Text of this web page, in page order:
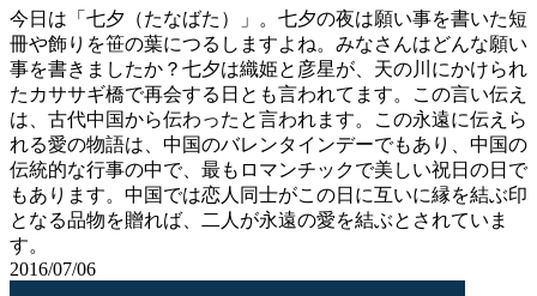
今日は「七夕（たなばた）」。七夕の夜は願い事を書いた短
冊や飾りを笹の葉につるしますよね。みなさんはどんな願い
事を書きましたか？七夕は織姫と彦星が、天の川にかけられ
たカササギ橋で再会する日とも言われてます。この言い伝え
は、古代中国から伝わったと言われます。この永遠に伝えら
れる愛の物語は、中国のバレンタインデーでもあり、中国の
伝統的な行事の中で、最もロマンチックで美しい祝日の日で
もあります。中国では恋人同士がこの日に互いに縁を結ぶ印
となる品物を贈れば、二人が永遠の愛を結ぶとされていま
す。
2016/07/06